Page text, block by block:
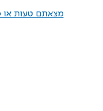
מצאתם טעות או